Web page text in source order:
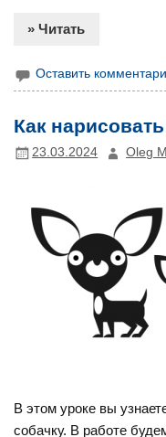
» Читать
Оставить
Как
23.03.2024 Oleg
В этом уроке вы
собачку. В работе